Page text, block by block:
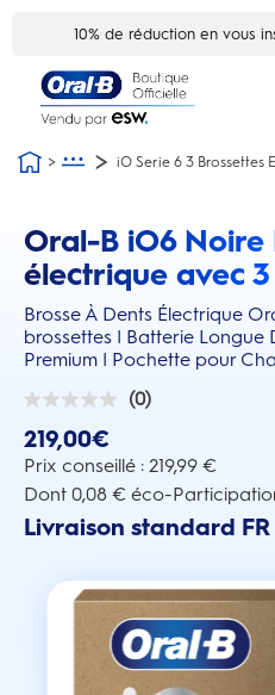
10% de réduction en vous
iO Serie 6 3 Brossettes
Oral-B iO6 Noire
électrique avec
Brosse À Dents Électrique
brossettes | Batterie Longue
Premium | Pochette pour
this action will scroll you to the reviews section
(0)
0.0
5
étoiles.
219,00€
Prix conseillé : 219,99 €
Dont 0,08 € éco-
Livraison standard